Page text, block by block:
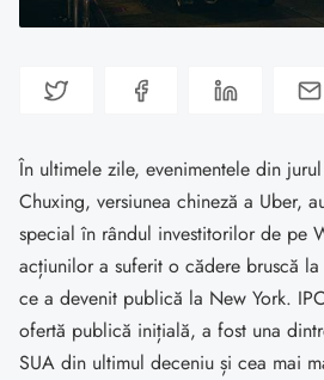
În ultimele zile, evenimentele din
Chuxing, versiunea chineză a Uber,
special în rândul investitorilor de pe
acțiunilor a suferit o cădere bruscă
ce a devenit publică la New York.
ofertă publică inițială, a fost una
SUA din ultimul deceniu și cea mai